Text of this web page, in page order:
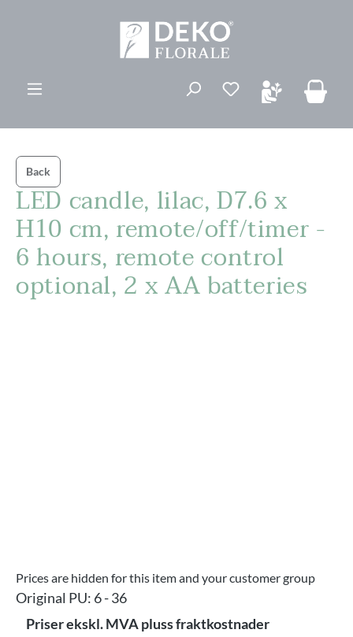
Du har 0
Back
LED candle, lilac, D7.6 x
H10 cm, remote/off/timer -
6 hours, remote control
optional, 2 x AA batteries
Prices are hidden for this item and your customer group
Original PU: 6 - 36
Priser ekskl. MVA pluss fraktkostnader